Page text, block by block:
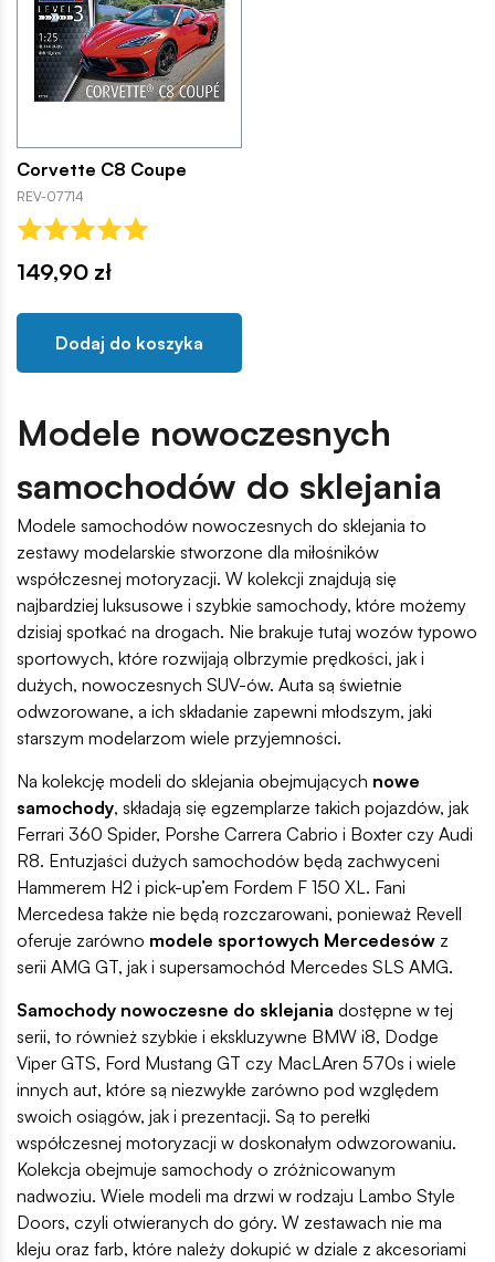
Corvette C8 Coupe
REV-07714
149,90 zł
Dodaj do koszyka
Modele nowoczesnych
samochodów do sklejania
Modele samochodów nowoczesnych do sklejania to
zestawy modelarskie stworzone dla miłośników
współczesnej motoryzacji. W kolekcji znajdują się
najbardziej luksusowe i szybkie samochody, które możemy
dzisiaj spotkać na drogach. Nie brakuje tutaj wozów typowo
sportowych, które rozwijają olbrzymie prędkości, jak i
dużych, nowoczesnych SUV-ów. Auta są świetnie
odwzorowane, a ich składanie zapewni młodszym, jaki
starszym modelarzom wiele przyjemności.
Na kolekcję modeli do sklejania obejmujących nowe
samochody, składają się egzemplarze takich pojazdów, jak
Ferrari 360 Spider, Porshe Carrera Cabrio i Boxter czy Audi
R8. Entuzjaści dużych samochodów będą zachwyceni
Hammerem H2 i pick-up’em Fordem F 150 XL. Fani
Mercedesa także nie będą rozczarowani, ponieważ Revell
oferuje zarówno modele sportowych Mercedesów z
serii AMG GT, jak i supersamochód Mercedes SLS AMG.
Samochody nowoczesne do sklejania dostępne w tej
serii, to również szybkie i ekskluzywne BMW i8, Dodge
Viper GTS, Ford Mustang GT czy MacLAren 570s i wiele
innych aut, które są niezwykłe zarówno pod względem
swoich osiągów, jak i prezentacji. Są to perełki
współczesnej motoryzacji w doskonałym odwzorowaniu.
Kolekcja obejmuje samochody o zróżnicowanym
nadwoziu. Wiele modeli ma drzwi w rodzaju Lambo Style
Doors, czyli otwieranych do góry. W zestawach nie ma
kleju oraz farb, które należy dokupić w dziale z akcesoriami